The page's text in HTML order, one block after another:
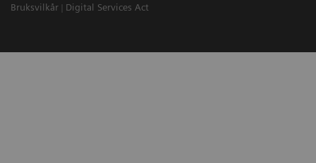
Bruksvilkår
Digital Services Act